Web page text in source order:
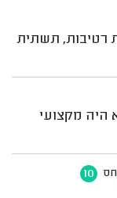
רטיבות, תשתית
היה מקצועי
10